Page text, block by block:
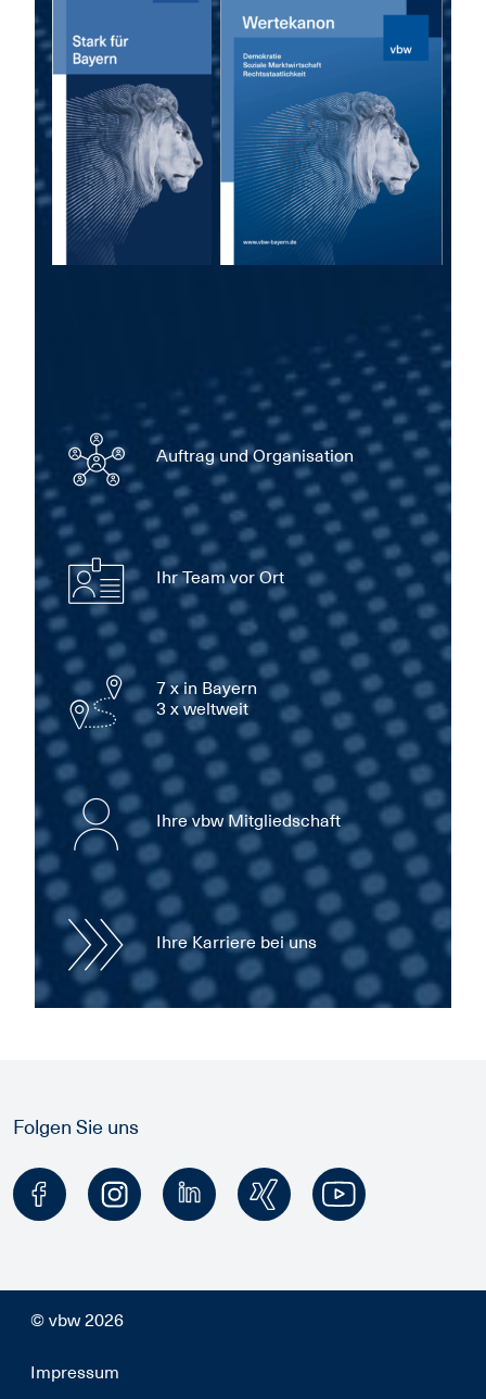
Auftrag und Organisation
Ihr Team vor Ort
7 x in Bayern
3 x weltweit
Ihre vbw Mitgliedschaft
Ihre Karriere bei uns
Folgen Sie uns
© vbw 2026
Impressum